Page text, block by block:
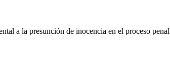
a la presunción de inocencia en el proceso penal